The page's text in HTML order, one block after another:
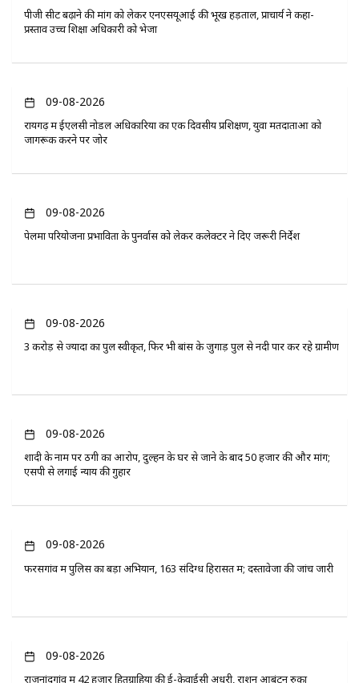
पीजी सीट बढ़ाने की मांग को लेकर एनएसयूआई की भूख हड़ताल, प्राचार्य ने कहा-
प्रस्ताव उच्च शिक्षा अधिकारी को भेजा
09-08-2026
रायगढ़ में ईएलसी नोडल अधिकारियों का एक दिवसीय प्रशिक्षण, युवा मतदाताओं को
जागरूक करने पर जोर
09-08-2026
पेलमा परियोजना प्रभावितों के पुनर्वास को लेकर कलेक्टर ने दिए जरूरी निर्देश
09-08-2026
3 करोड़ से ज्यादा का पुल स्वीकृत, फिर भी बांस के जुगाड़ पुल से नदी पार कर रहे ग्रामीण
09-08-2026
शादी के नाम पर ठगी का आरोप, दुल्हन के घर से जाने के बाद 50 हजार की और मांग;
एसपी से लगाई न्याय की गुहार
09-08-2026
फरसगांव में पुलिस का बड़ा अभियान, 163 संदिग्ध हिरासत में; दस्तावेजों की जांच जारी
09-08-2026
राजनांदगांव में 42 हजार हितग्राहियों की ई-केवाईसी अधूरी, राशन आबंटन रुका